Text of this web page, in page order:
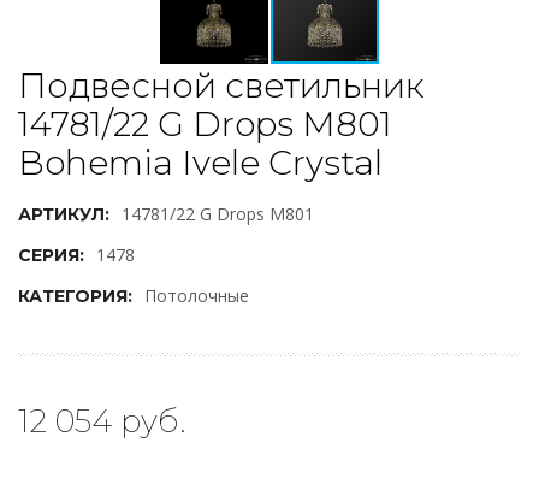
Подвесной светильник
14781/22 G Drops M801
Bohemia Ivele Crystal
АРТИКУЛ: 14781/22 G Drops M801
СЕРИЯ: 1478
КАТЕГОРИЯ: Потолочные
12 054 руб.